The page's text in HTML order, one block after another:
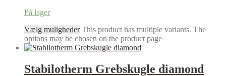
På lager
Vælg mulighederThis product has multiple variants. The
options may be chosen on the product page
Stabilotherm Grebskugle diamond